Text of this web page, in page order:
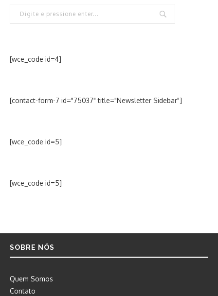
[wce_code id=4]
[contact-form-7 id="75037" title="Newsletter Sidebar"]
[wce_code id=5]
[wce_code id=5]
SOBRE NÓS
Quem Somos
Contato